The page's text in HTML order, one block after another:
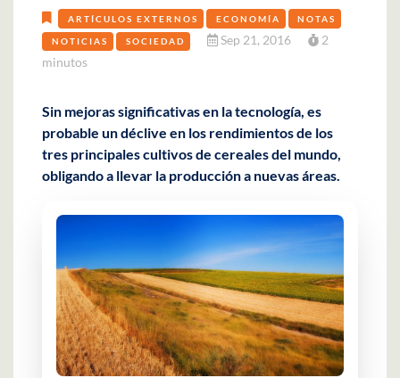
ARTÍCULOS EXTERNOS ECONOMÍA NOTAS
NOTICIAS SOCIEDAD Sep 21, 2016
2
minutos
Sin mejoras significativas en la tecnología, es
probable un déclive en los rendimientos de los
tres principales cultivos de cereales del mundo,
obligando a llevar la producción a nuevas áreas.